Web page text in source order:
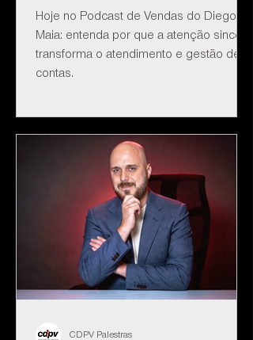
Hoje no Podcast de Vendas do Diego
Maia: entenda por que a atenção sincera
transforma o atendimento e gestão de
contas.
CDPV Palestras